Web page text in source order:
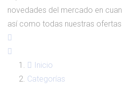
novedades del mercado en
así como todas nuestras
Inicio
Categorías